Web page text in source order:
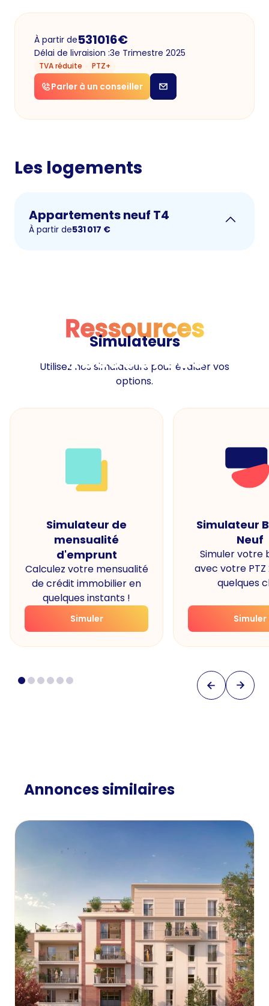
À partir de531016€
Délai de livraision :3e Trimestre 2025
TVA réduite PTZ+
Parler à un conseiller
Les logements
Appartements neuf T4
À partir de531 017 €
Ressources
Ressources
Simulateurs
Utilisez nos simulateurs pour évaluer vos
options.
Simulateur de
mensualité
d'emprunt
Calculez votre mensualité
de crédit immobilier en
quelques instants !
Simuler
Simulateur
Neuf
Simuler votre
avec votre PTZ
quelques
Simuler
Annonces similaires